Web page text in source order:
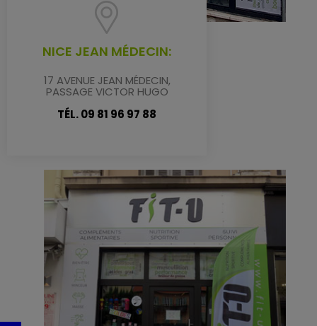
NICE JEAN MÉDECIN:
17 AVENUE JEAN MÉDECIN,
PASSAGE VICTOR HUGO
TÉL. 09 81 96 97 88